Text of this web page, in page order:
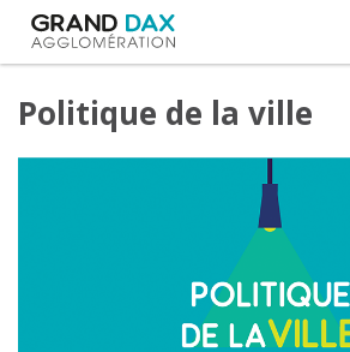
Politique de la ville